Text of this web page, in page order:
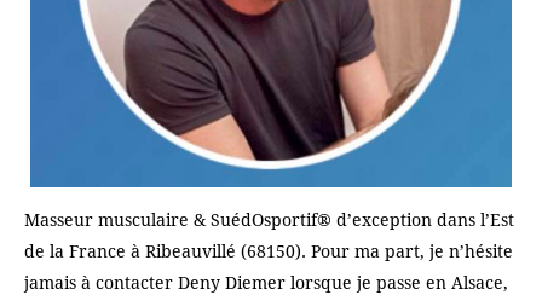
Masseur musculaire & SuédOsportif® d’exception dans l’Est
de la France à Ribeauvillé (68150). Pour ma part, je n’hésite
jamais à contacter Deny Diemer lorsque je passe en Alsace,